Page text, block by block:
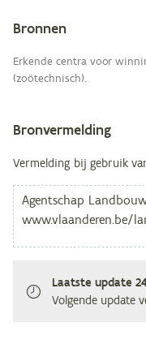
Metagegevens
Bronnen
Erkende centra voor
(zoötechnisch).
Bronvermelding
Vermelding bij gebruik
Laatste update
Volgende update